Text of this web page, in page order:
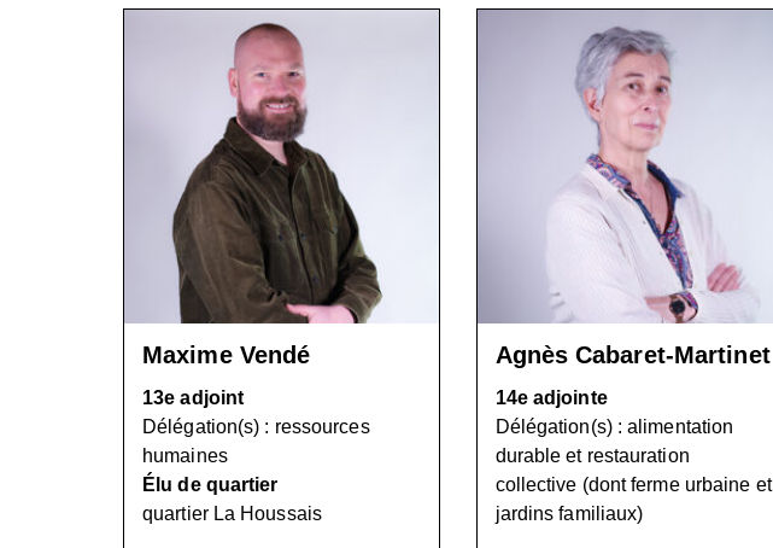
Maxime Vendé
13e adjoint
Délégation(s) : ressources
humaines
Élu de quartier
quartier La Houssais
Agnès Cabaret-Martinet
14e adjointe
Délégation(s) : alimentation
durable et restauration
collective (dont ferme urbaine et
jardins familiaux)